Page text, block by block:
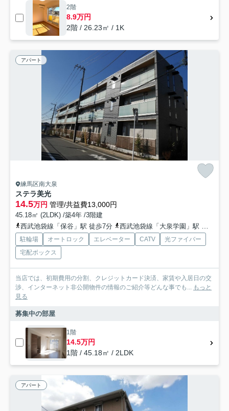
2階
8.9万円
2階 / 26.23㎡ / 1K
アパート
練馬区南大泉
ステラ美光
14.5万円 管理/共益費13,000円
45.18㎡ (2LDK) /築4年 /3階建
西武池袋線「保谷」駅 徒歩7分
西武池袋線「大泉学園」駅 徒歩24分
駐輪場 オートロック エレベーター CATV
光ファイバー
宅配ボックス
当店では、初期費用の分割、クレジットカード決済、家賃や入居日の交
渉、インターネット非公開物件の情報のご紹介等どんな事でも...
もっと
見る
募集中の部屋
1階
14.5万円
1階 / 45.18㎡ / 2LDK
アパート